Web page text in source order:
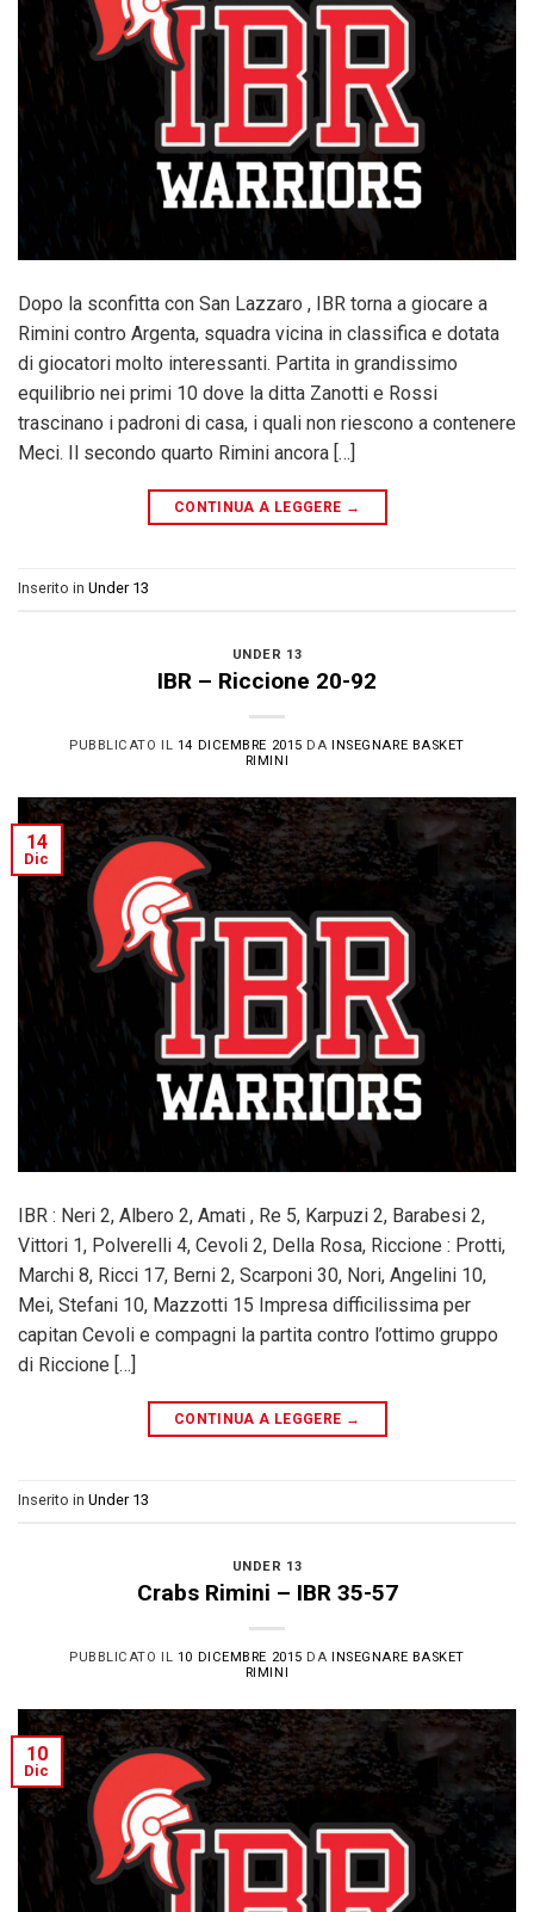
Dopo la sconfitta con San Lazzaro , IBR torna a giocare a
Rimini contro Argenta, squadra vicina in classifica e dotata
di giocatori molto interessanti. Partita in grandissimo
equilibrio nei primi 10 dove la ditta Zanotti e Rossi
trascinano i padroni di casa, i quali non riescono a contenere
Meci. Il secondo quarto Rimini ancora […]
CONTINUA A LEGGERE →
Inserito in Under 13
UNDER 13
IBR – Riccione 20-92
PUBBLICATO IL 14 DICEMBRE 2015 DA
INSEGNARE BASKET
RIMINI
14
Dic
IBR : Neri 2, Albero 2, Amati , Re 5, Karpuzi 2, Barabesi 2,
Vittori 1, Polverelli 4, Cevoli 2, Della Rosa, Riccione : Protti,
Marchi 8, Ricci 17, Berni 2, Scarponi 30, Nori, Angelini 10,
Mei, Stefani 10, Mazzotti 15 Impresa difficilissima per
capitan Cevoli e compagni la partita contro l’ottimo gruppo
di Riccione […]
CONTINUA A LEGGERE →
Inserito in Under 13
UNDER 13
Crabs Rimini – IBR 35-57
PUBBLICATO IL 10 DICEMBRE 2015 DA
INSEGNARE BASKET
RIMINI
10
Dic